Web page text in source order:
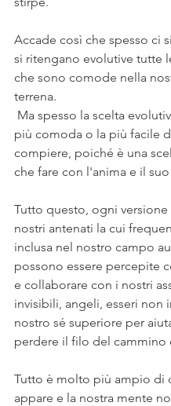
Accade così che spesso ci
si ritengano evolutive tutte
che sono comode nella
terrena.
più comoda o la più facile
compiere, poiché è una
che fare con l'anima e il
Tutto questo, ogni
nostri antenati la cui
inclusa nel nostro campo
possono essere percepite
e collaborare con i nostri
invisibili, angeli, esseri non
nostro sé superiore per
perdere il filo del cammino
Tutto è molto più ampio di
appare e la nostra mente